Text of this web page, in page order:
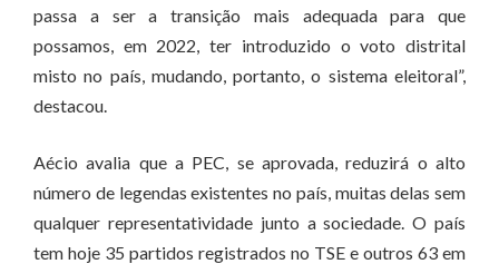
passa a ser a transição mais adequada para que
possamos, em 2022, ter introduzido o voto distrital
misto no país, mudando, portanto, o sistema eleitoral”,
destacou.
Aécio avalia que a PEC, se aprovada, reduzirá o alto
número de legendas existentes no país, muitas delas sem
qualquer representatividade junto a sociedade. O país
tem hoje 35 partidos registrados no TSE e outros 63 em